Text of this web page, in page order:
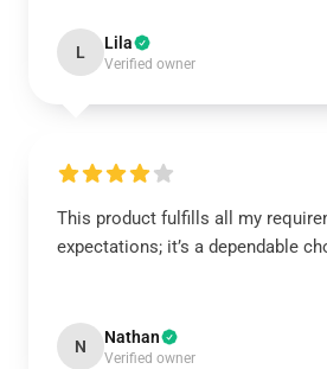
L Lila
Verified owner
This product fulfills all my
expectations; it’s a dependable
N Nathan
Verified owner